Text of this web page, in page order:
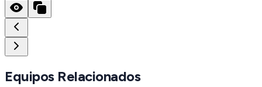
Equipos Relacionados